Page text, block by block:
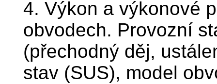
4. Výkon a výkonové
obvodech. Provozní
(přechodný děj,
stav (SUS), model